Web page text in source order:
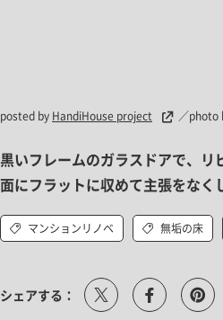
posted by HandiHouse project ／photo
黒いフレームのガラスドアで、リ
面にフラットに収めて主張をなく
マンションリノベ 無垢の床
シェアする：